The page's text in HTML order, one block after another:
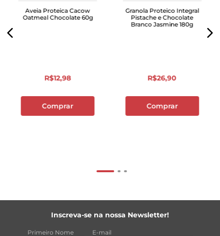
Aveia Proteica Cacow
Oatmeal Chocolate 60g
R$12,98
Comprar
Granola Proteico Integral
Pistache e Chocolate
Branco Jasmine 180g
R$26,90
Comprar
Inscreva-se na nossa Newsletter!